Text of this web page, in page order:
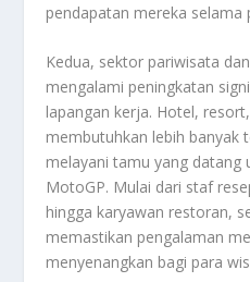
pendapatan mereka selama
Kedua, sektor pariwisata
mengalami peningkatan
lapangan kerja. Hotel,
membutuhkan lebih banyak
melayani tamu yang datang
MotoGP. Mulai dari staf
hingga karyawan restoran,
memastikan pengalaman
menyenangkan bagi para